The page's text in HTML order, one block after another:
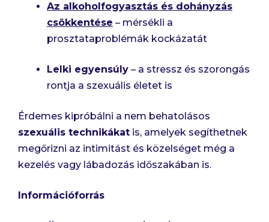
Az alkoholfogyasztás és dohányzás
csökkentése – mérsékli a
prosztataproblémák kockázatát
Lelki egyensúly – a stressz és szorongás
rontja a szexuális életet is
Érdemes kipróbálni a nem behatolásos
szexuális technikákat is, amelyek segíthetnek
megőrizni az intimitást és közelséget még a
kezelés vagy lábadozás időszakában is.
Információforrás